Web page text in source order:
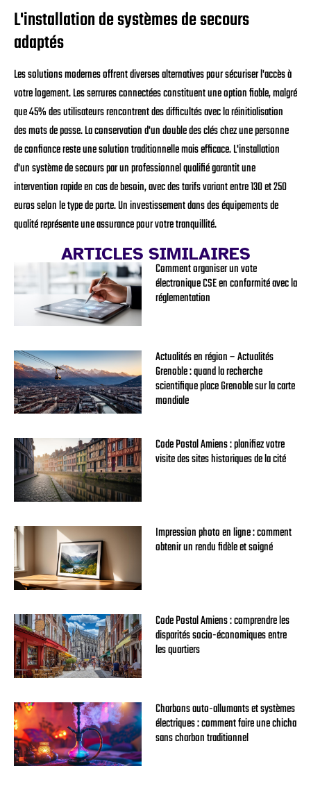
L'installation de systèmes de secours
adaptés
Les solutions modernes offrent diverses alternatives pour sécuriser l'accès à
votre logement. Les serrures connectées constituent une option fiable, malgré
que 45% des utilisateurs rencontrent des difficultés avec la réinitialisation
des mots de passe. La conservation d'un double des clés chez une personne
de confiance reste une solution traditionnelle mais efficace. L'installation
d'un système de secours par un professionnel qualifié garantit une
intervention rapide en cas de besoin, avec des tarifs variant entre 130 et 250
euros selon le type de porte. Un investissement dans des équipements de
qualité représente une assurance pour votre tranquillité.
ARTICLES SIMILAIRES
Comment organiser un vote
électronique CSE en conformité avec la
réglementation
Actualités en région – Actualités
Grenoble : quand la recherche
scientifique place Grenoble sur la carte
mondiale
Code Postal Amiens : planifiez votre
visite des sites historiques de la cité
Impression photo en ligne : comment
obtenir un rendu fidèle et soigné
Code Postal Amiens : comprendre les
disparités socio-économiques entre
les quartiers
Charbons auto-allumants et systèmes
électriques : comment faire une chicha
sans charbon traditionnel